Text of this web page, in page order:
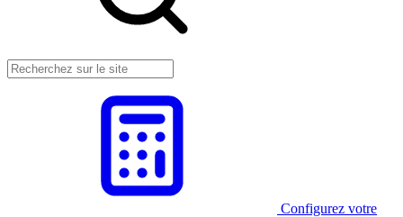
Configurez votre